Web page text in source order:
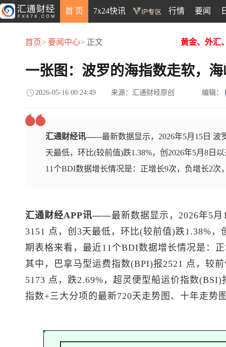
首 页 7x24快讯 行情 要闻
首页> 要闻中心> 正文 黄金、外汇
一张图：波罗的海指数走软，
2026-05-16 00:24:49 来源：汇通财经原创 编辑：
汇通财经讯——最新数据显示，2026年5月15日 波
天最低，环比(较前值)跌1.38%，创2026年5月8日
11个BDI数据增长情况是：正增长9次，负增长2次
汇通财经APP讯——最新数据显示，2026年5
3151 点，创3天最低，环比(较前值)跌1.38%
期表格来看，最近11个BDI数据增长情况是：
其中，巴拿马型运费指数(BPI)报2521 点，较
5173 点，跌2.69%，超灵便型船运价指数
指数+三大分项的最新720天走势图、十年走势